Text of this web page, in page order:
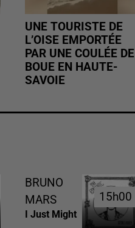
UNE TOURISTE DE
L’OISE EMPORTÉE
PAR UNE COULÉE DE
BOUE EN HAUTE-
SAVOIE
BRUNO
MARS
I Just Might
15h00
15h00